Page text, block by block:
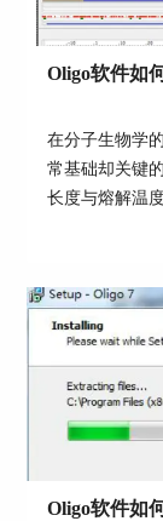
File→New
过
建议使用线
2.设计或导
如果已经设
Primer”手动
Oligo软件如
在分子生物学
常基础却关键
长度与熔解温
设计、克隆构
操作中经常遇
Oligo软件中与
出技巧，帮助
Oligo软件如